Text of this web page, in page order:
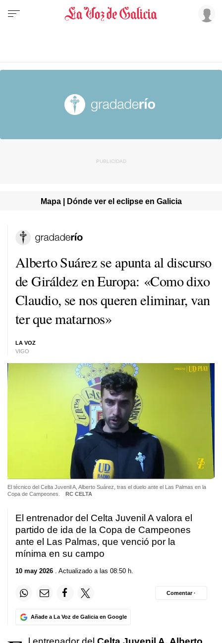
Mapa | Dónde ver el eclipse en Galicia
Alberto Suárez se apunta al discurso
de Giráldez en Europa: «Como dixo
Claudio, se nos queren eliminar, van
ter que matarnos»
LA VOZ
VIGO
El técnico del Celta Juvenil A, Alberto Suárez, tras el duelo ante el Las Palmas en la
Copa de Campeones.
RC CELTA
El entrenador del Celta Juvenil A valora el
partido de ida de la Copa de Campeones
ante el Las Palmas, que venció por la
mínima en su campo
10 may 2026 . Actualizado a las 08:50 h.
Añade a La Voz de Galicia en Google
Comentar ·